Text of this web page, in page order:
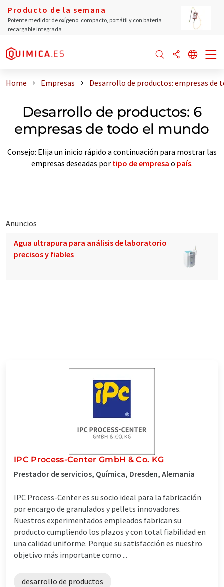
Producto de la semana
Potente medidor de oxígeno: compacto, portátil y con batería
recargable integrada
Home Empresas Desarrollo de productos: empresas de
Desarrollo de productos: 6
empresas de todo el mundo
Consejo: Elija un inicio rápido a continuación para mostrar las
empresas deseadas por tipo de empresa o país.
Anuncios
Agua ultrapura para análisis de laboratorio
precisos y fiables
IPC Process-Center GmbH & Co. KG
Prestador de servicios, Química, Dresden, Alemania
IPC Process-Center es su socio ideal para la fabricación
por encargo de granulados y pellets innovadores.
Nuestros experimentados empleados fabrican su
producto cumpliendo los plazos y con total fiabilidad en
una calidad uniforme. Porque su satisfacción es nuestro
objetivo más importante como ...
desarrollo de productos